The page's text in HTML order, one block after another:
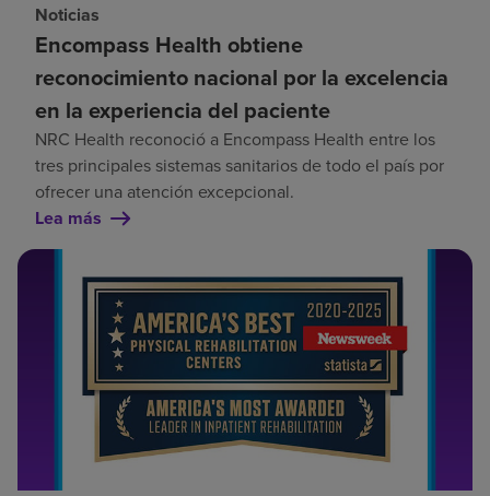
Noticias
Encompass Health obtiene
reconocimiento nacional por la excelencia
en la experiencia del paciente
NRC Health reconoció a Encompass Health entre los
tres principales sistemas sanitarios de todo el país por
ofrecer una atención excepcional.
Lea más